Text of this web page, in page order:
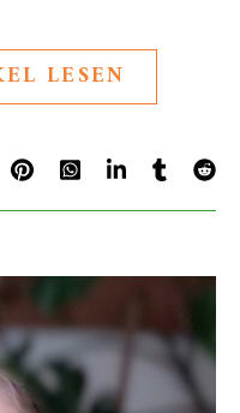
LESEN